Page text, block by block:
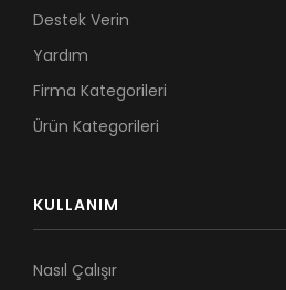
Destek Verin
Yardım
Firma Kategorileri
Ürün Kategorileri
KULLANIM
Nasıl Çalışır